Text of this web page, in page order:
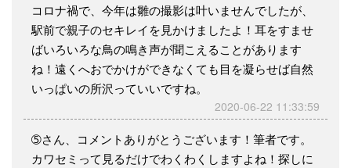
コロナ禍で、今年は雛の撮影は叶いませんでしたが、
駅前で親子のセキレイを見かけましたよ！耳をすませ
ばいろいろな鳥の鳴き声が聞こえることがあります
ね！遠くへおでかけができなくても目を凝らせば自然
いっぱいの所沢っていいですね。
2020-06-22 11:33:59
➄さん、コメントありがとうございます！筆者です。
カワセミって見るだけでわくわくしますよね！探しに